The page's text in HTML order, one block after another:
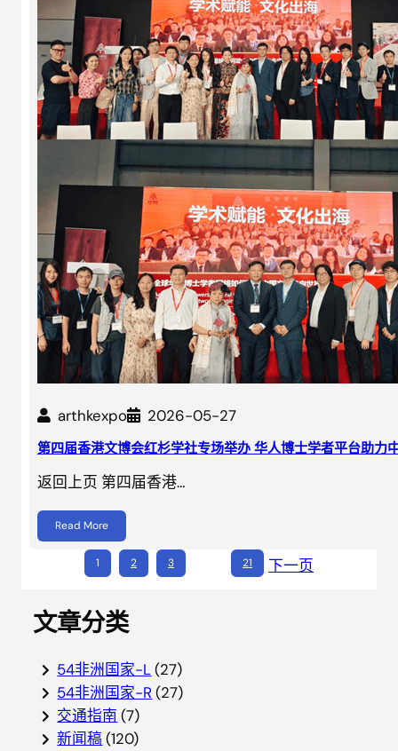
arthkexpo 2026-05-27
第四届香港文博会红杉学社专场举办 华人博士学者平台助力
返回上页 第四届香港…
Read More
1 2 3 21 下一页
文章分类
54非洲国家-L(27)
54非洲国家-R (27)
交通指南 (7)
新闻稿 (120)